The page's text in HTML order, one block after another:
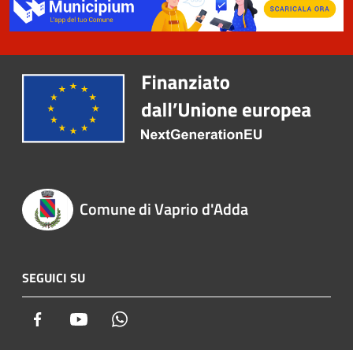
Comune di Vaprio d'Adda
SEGUICI SU
Facebook Youtube